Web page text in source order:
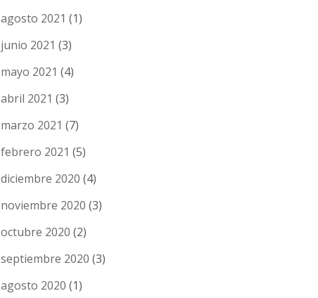
agosto 2021 (1)
junio 2021 (3)
mayo 2021 (4)
abril 2021 (3)
marzo 2021 (7)
febrero 2021 (5)
diciembre 2020 (4)
noviembre 2020 (3)
octubre 2020 (2)
septiembre 2020 (3)
agosto 2020 (1)